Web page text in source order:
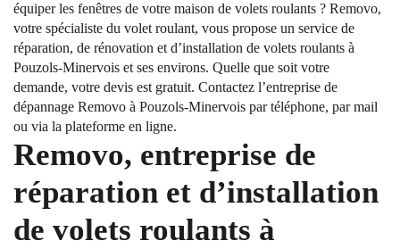
équiper les fenêtres de votre maison de volets roulants ? Removo,
votre spécialiste du volet roulant, vous propose un service de
réparation, de rénovation et d’installation de volets roulants à
Pouzols-Minervois et ses environs. Quelle que soit votre
demande, votre devis est gratuit. Contactez l’entreprise de
dépannage Removo à Pouzols-Minervois par téléphone, par mail
ou via la plateforme en ligne.
Removo, entreprise de
réparation et d’installation
de volets roulants à